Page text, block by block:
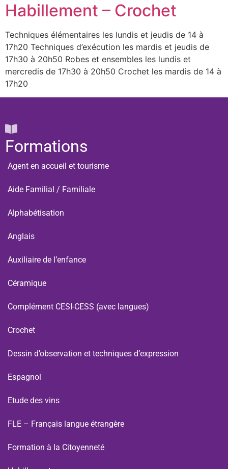
Habillement – Crochet
Techniques élémentaires les lundis et jeudis de 14 à
17h20 Techniques d’exécution les mardis et jeudis de
17h30 à 20h50 Robes et ensembles les lundis et
mercredis de 17h30 à 20h50 Crochet les mardis de 14 à
17h20
Formations
Agent en accueil et tourisme
Aide Familial / Familiale
Alphabétisation
Anglais
Auxiliaire de l’enfance
Céramique
Complément CESI-CESS (avec langues)
Crochet
Dessin d’observation et techniques d’expression
Espagnol
Etude des vins
FLE – Français langue étrangère
Formation à la Citoyenneté